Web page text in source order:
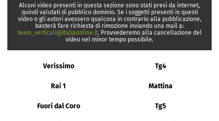
Alcuni video presenti in questa sezione sono stati presi da internet,
quindi valutati di pubblico dominio. Se i soggetti presenti in questi
video o gli autori avessero qualcosa in contrario alla pubblicazione,
basterà fare richiesta di rimozione inviando una mail a:
team_verticali@italiaonline.it. Provvederemo alla cancellazione del
video nel minor tempo possibile.
Verissimo Tg4
Rai 1 Mattina
Fuori dal Coro Tg5